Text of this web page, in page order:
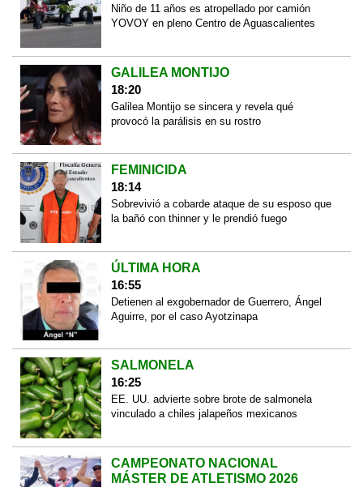
Niño de 11 años es atropellado por camión
YOVOY en pleno Centro de Aguascalientes
GALILEA MONTIJO
18:20
Galilea Montijo se sincera y revela qué
provocó la parálisis en su rostro
FEMINICIDA
18:14
Sobrevivió a cobarde ataque de su esposo que
la bañó con thinner y le prendió fuego
ÚLTIMA HORA
16:55
Detienen al exgobernador de Guerrero, Ángel
Aguirre, por el caso Ayotzinapa
SALMONELA
16:25
EE. UU. advierte sobre brote de salmonela
vinculado a chiles jalapeños mexicanos
CAMPEONATO NACIONAL
MÁSTER DE ATLETISMO 2026